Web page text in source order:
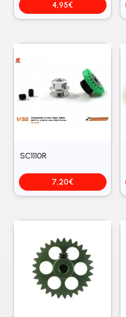
4,95€
SC1110R
7,20€